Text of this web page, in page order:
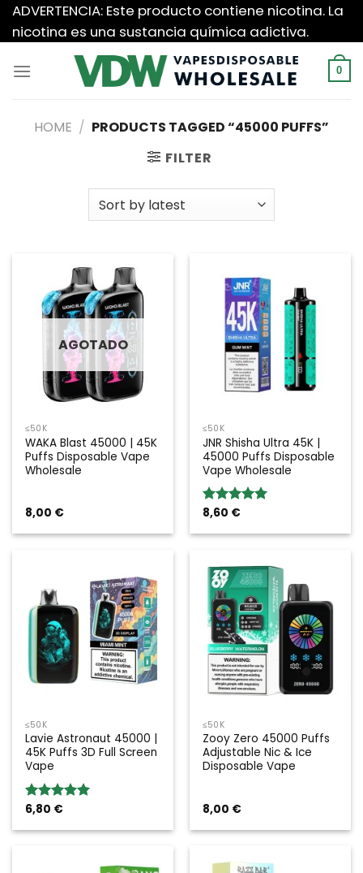
Saltar
ADVERTENCIA: Este producto contiene nicotina. La
nicotina es una sustancia química adictiva.
0
HOME / PRODUCTS TAGGED “45000 PUFFS”
FILTER
AGOTADO
≤50K
WAKA Blast 45000 | 45K
Puffs Disposable Vape
Wholesale
8,00 €
≤50K
JNR Shisha Ultra 45K |
45000 Puffs Disposable
Vape Wholesale
Valoración:
5
8,60 €
≤50K
Lavie Astronaut 45000 |
45K Puffs 3D Full Screen
Vape
Valoración:
5
6,80 €
≤50K
Zooy Zero 45000 Puffs
Adjustable Nic & Ice
Disposable Vape
8,00 €